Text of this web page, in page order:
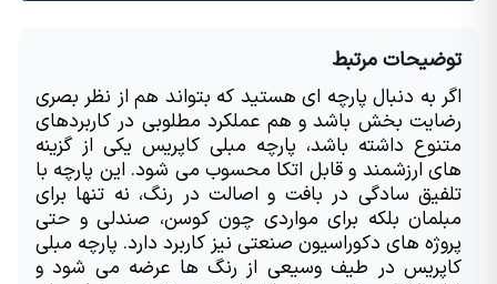
توضیحات مرتبط